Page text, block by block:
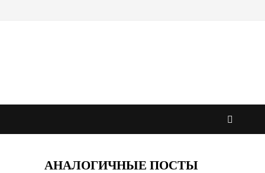
АНАЛОГИЧНЫЕ ПОСТЫ